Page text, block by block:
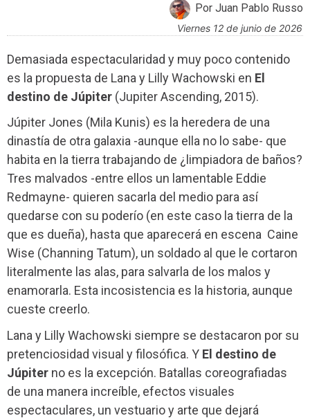
Por Juan Pablo Russo
viernes 12 de junio de 2026
Demasiada espectacularidad y muy poco contenido
es la propuesta de Lana y Lilly Wachowski en El
destino de Júpiter (Jupiter Ascending, 2015).
Júpiter Jones (Mila Kunis) es la heredera de una
dinastía de otra galaxia -aunque ella no lo sabe- que
habita en la tierra trabajando de ¿limpiadora de baños?
Tres malvados -entre ellos un lamentable Eddie
Redmayne- quieren sacarla del medio para así
quedarse con su poderío (en este caso la tierra de la
que es dueña), hasta que aparecerá en escena Caine
Wise (Channing Tatum), un soldado al que le cortaron
literalmente las alas, para salvarla de los malos y
enamorarla. Esta incosistencia es la historia, aunque
cueste creerlo.
Lana y Lilly Wachowski siempre se destacaron por su
pretenciosidad visual y filosófica. Y El destino de
Júpiter no es la excepción. Batallas coreografiadas
de una manera increíble, efectos visuales
espectaculares, un vestuario y arte que dejará